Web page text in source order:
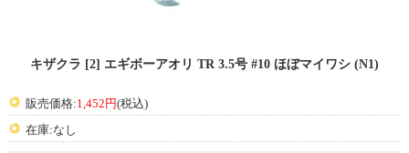
キザクラ [2] エギボーアオリ TR 3.5号 #10 ほぼマイワシ (N1)
販売価格:1,452円(税込)
在庫:なし